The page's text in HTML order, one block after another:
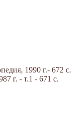
1990 г.- 672 с.
г. - т.1 - 671 с.